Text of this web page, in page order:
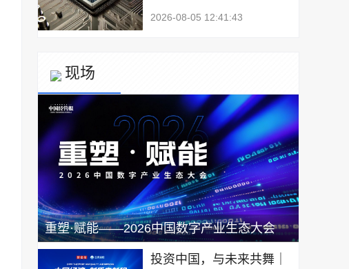
2026-08-05 12:41:43
现场
重塑·赋能——2026中国数字产业生态大会
投资中国，与未来共舞｜